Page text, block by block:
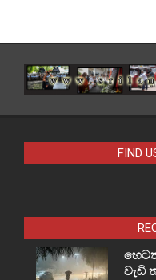
FIND
වැඩි